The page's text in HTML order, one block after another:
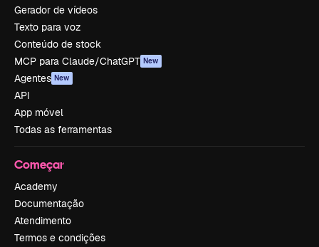
Gerador de vídeos
Texto para voz
Conteúdo de stock
MCP para Claude/ChatGPT New
Agentes New
API
App móvel
Todas as ferramentas
Começar
Academy
Documentação
Atendimento
Termos e condições